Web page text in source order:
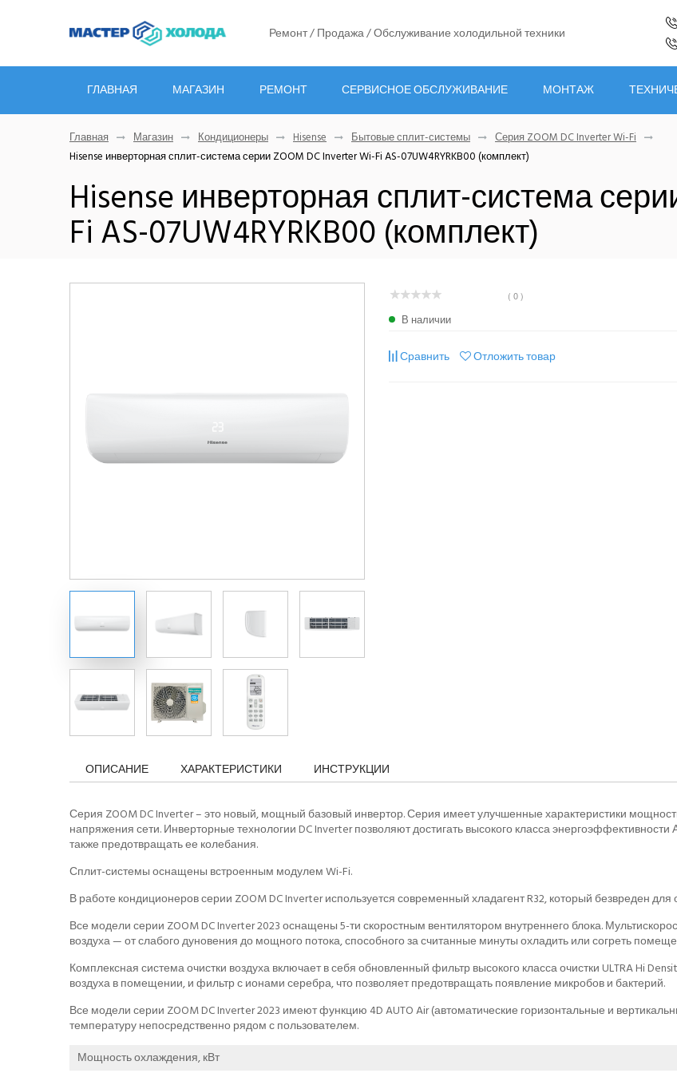
Ремонт / Продажа / Обслуживание холодильной техники
ГЛАВНАЯ МАГАЗИН РЕМОНТ СЕРВИСНОЕ ОБСЛУЖИВАНИЕ МОНТАЖ
Главная Магазин Кондиционеры Hisense Бытовые сплит-системы
Серия ZOOM DC Inverter Wi-Fi
Hisense инверторная сплит-система серии ZOOM DC Inverter Wi-Fi AS-07UW4RYRKB00 (комплект)
Hisense инверторная сплит-система
Fi AS-07UW4RYRKB00 (комплект)
( 0 )
В наличии
Сравнить Отложить товар
ОПИСАНИЕ ХАРАКТЕРИСТИКИ ИНСТРУКЦИИ
Серия ZOOM DC Inverter – это новый, мощный базовый инвертор. Серия имеет улучшенные характеристики
напряжения сети. Инверторные технологии DC Inverter позволяют достигать высокого класса
также предотвращать ее колебания.
Сплит-системы оснащены встроенным модулем Wi-Fi.
В работе кондиционеров серии ZOOM DC Inverter используется современный хладагент R32, который безвреден
Все модели серии ZOOM DC Inverter 2023 оснащены 5-ти скоростным вентилятором внутреннего блока.
воздуха — от слабого дуновения до мощного потока, способного за считанные минуты охладить или согреть
Комплексная система очистки воздуха включает в себя обновленный фильтр высокого класса очистки ULTRA Hi
воздуха в помещении, и фильтр с ионами серебра, что позволяет предотвращать появление микробов и бактерий.
Все модели серии ZOOM DC Inverter 2023 имеют функцию 4D AUTO Air (автоматические горизонтальные и
температуру непосредственно рядом с пользователем.
Мощность охлаждения, кВт